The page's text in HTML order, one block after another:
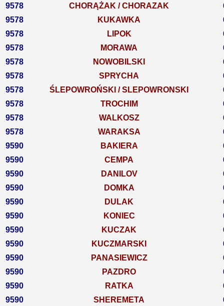
9578
CHORĄŻAK / CHORAZAK
9578
KUKAWKA
9578
LIPOK
9578
MORAWA
9578
NOWOBILSKI
9578
SPRYCHA
9578
ŚLEPOWROŃSKI / SLEPOWRONSKI
9578
TROCHIM
9578
WALKOSZ
9578
WARAKSA
9590
BAKIERA
9590
CEMPA
9590
DANILOV
9590
DOMKA
9590
DULAK
9590
KONIEC
9590
KUCZAK
9590
KUCZMARSKI
9590
PANASIEWICZ
9590
PAZDRO
9590
RATKA
9590
SHEREMETA